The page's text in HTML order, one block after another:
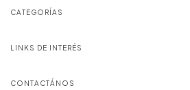
CATEGORÍAS
LINKS DE INTERÉS
CONTACTÁNOS